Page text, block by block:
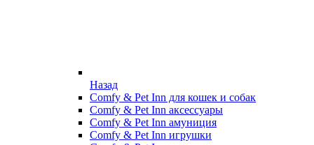
Назад
Comfy & Pet Inn для кошек и собак
Comfy & Pet Inn аксессуары
Comfy & Pet Inn амуниция
Comfy & Pet Inn игрушки